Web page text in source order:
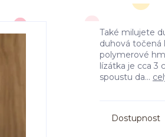
Také milujete
duhová točená
polymerové
lízátka je cca 3
spoustu da...
Dostupnost